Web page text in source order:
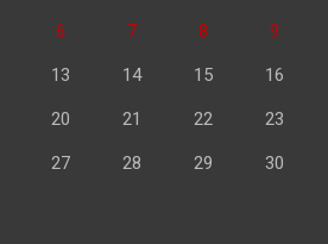
6 7 8 9
13 14 15 16
20 21 22 23
27 28 29 30